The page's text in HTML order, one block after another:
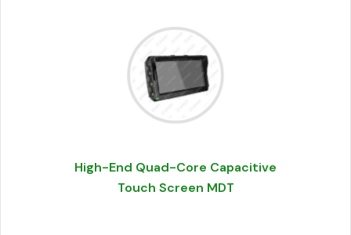
High-End Quad-Core Capacitive
Touch Screen MDT